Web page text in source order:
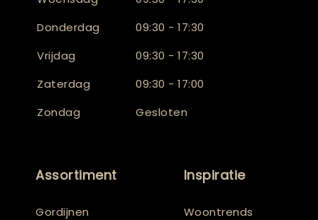
Donderdag
09:30 - 17:30
Vrijdag
09:30 - 17:30
Zaterdag
09:30 - 17:00
Zondag
Gesloten
Assortiment
Gordijnen
Inspiratie
Woontrends